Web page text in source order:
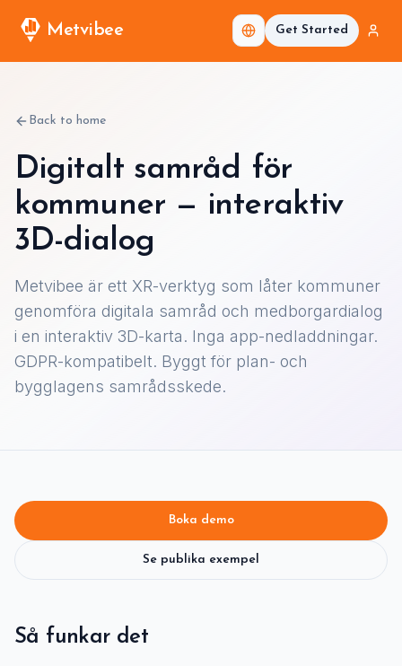
Metvibee Get Started
Back to home
Digitalt samråd för
kommuner — interaktiv
3D-dialog
Metvibee är ett XR-verktyg som låter kommuner
genomföra digitala samråd och medborgardialog
i en interaktiv 3D-karta. Inga app-nedladdningar.
GDPR-kompatibelt. Byggt för plan- och
bygglagens samrådsskede.
Boka demo
Se publika exempel
Så funkar det